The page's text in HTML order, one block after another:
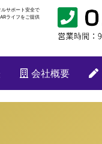
サポート安全で
ライフをご提供
会社概要